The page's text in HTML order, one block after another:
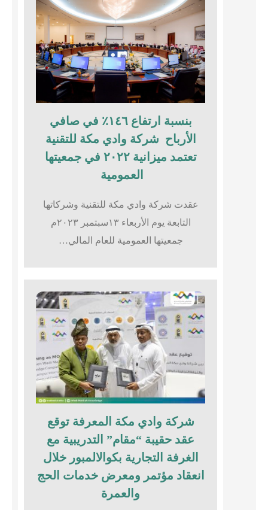
بنسبة ارتفاع ١٤٦٪؜ في صافي
الأرباح شركة وادي مكة للتقنية
تعتمد ميزانية ٢٠٢٢ في جمعيتها
العمومية
عقدت شركة وادي مكة للتقنية وشركاتها
التابعة يوم الأربعاء ١٣سبتمبر ٢٠٢٣م
جمعيتها العمومية للعام المالي…
شركة وادي مكة المعرفة توقع
عقد حقيبة “مقام” التدريبية مع
الغرفة التجارية بكوالالمبور خلال
انعقاد مؤتمر ومعرض خدمات الحج
والعمرة